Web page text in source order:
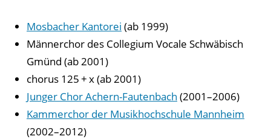
Mosbacher Kantorei (ab 1999)
Männerchor des Collegium Vocale Schwäbisch
Gmünd (ab 2001)
chorus 125 + x (ab 2001)
Junger Chor Achern-Fautenbach (2001–2006)
Kammerchor der Musikhochschule Mannheim
(2002–2012)